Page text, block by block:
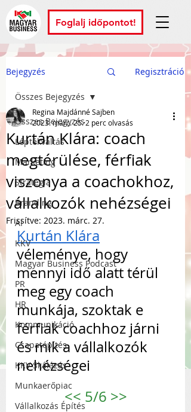
Foglalj időpontot!
Bejegyzés Regisztráció
Összes Bejegyzés
Léptékváltás
Marketing
Stratégia
Branding
AI
KKV
Magyar Business Podcast
PR
HR
Kommunikáció
Csapatépítés
KKV Skálázás
Munkaerőpiac
Vállalkozás Építés
Összes Bejegyzés
Kurtán Klára: coach
megtérülése, férfiak
viszonya a coachokhoz,
vállalkozók nehézségei
Regina Majdánné Sajben
2023. márc. 25. 2 perc olvasás
Frissítve: 2023. márc. 27.
Kurtán Klára
véleménye, hogy
mennyi idő alatt térül
meg egy coach
munkája, szoktak e
férfiak coachhoz járni
és mik a vállalkozók
nehézségei
<< 5/6 >>